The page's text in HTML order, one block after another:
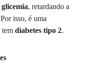
, retardando a
isso, é uma
tem diabetes tipo 2.